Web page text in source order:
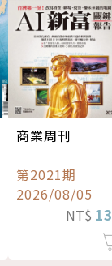
商業周刊
第2021期
2026/08/05
NT$